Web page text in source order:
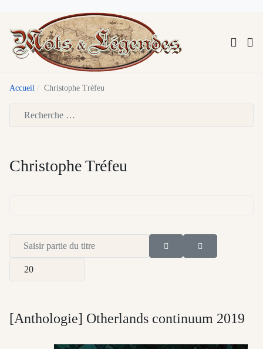
Accueil Christophe Tréfeu
Christophe Tréfeu
Saisir partie du titre
Afficher #
[Anthologie] Otherlands continuum 2019